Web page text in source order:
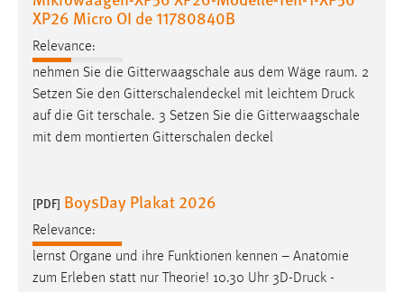
XP26 Micro OI de 11780840B
Relevance:
nehmen Sie die Gitterwaagschale aus dem Wäge­ raum. 2
Setzen Sie den Gitterschalendeckel mit leichtem Druck
auf die Git­ terschale. 3 Setzen Sie die Gitterwaagschale
mit dem montierten Gitterschalen­ deckel
[PDF] BoysDay Plakat 2026
Relevance:
lernst Organe und ihre Funktionen kennen – Anatomie
zum Erleben statt nur Theorie! 10.30 Uhr 3D-Druck -